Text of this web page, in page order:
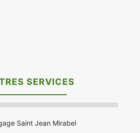
SERVICES
Saint Jean Mirabel